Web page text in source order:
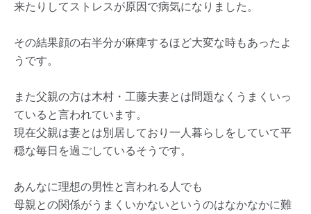
来たりしてストレスが原因で病気になりました。
その結果顔の右半分が麻痺するほど大変な時もあったよ
うです。
また父親の方は木村・工藤夫妻とは問題なくうまくいっ
ていると言われています。
現在父親は妻とは別居しており一人暮らしをしていて平
穏な毎日を過ごしているそうです。
あんなに理想の男性と言われる人でも
母親との関係がうまくいかないというのはなかなかに難